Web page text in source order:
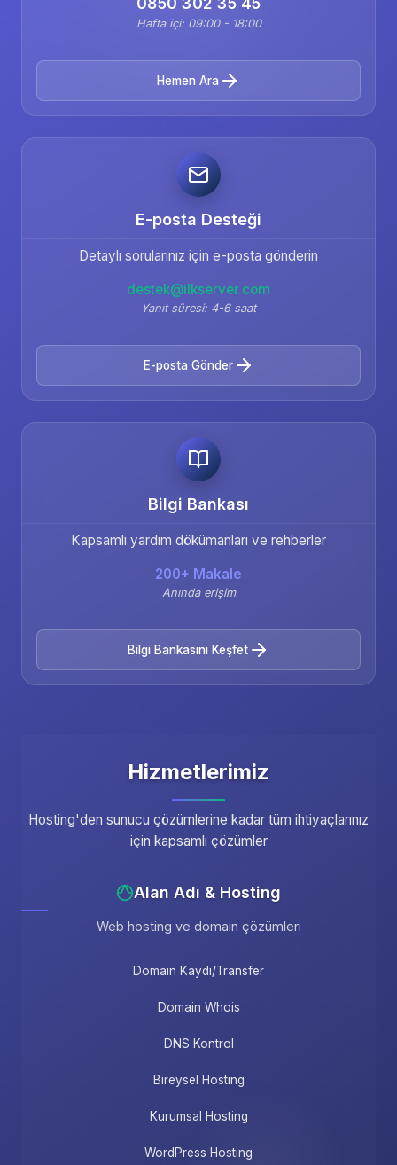
Hafta içi: 09:00 - 18:00
Hemen Ara
E-posta Desteği
Detaylı sorularınız için e-posta gönderin
destek@ilkserver.com
Yanıt süresi: 4-6 saat
E-posta Gönder
Bilgi Bankası
Kapsamlı yardım dökümanları ve rehberler
200+ Makale
Anında erişim
Bilgi Bankasını Keşfet
Hizmetlerimiz
Hosting'den sunucu çözümlerine kadar tüm ihtiyaçlarınız
için kapsamlı çözümler
Alan Adı & Hosting
Web hosting ve domain çözümleri
Domain Kaydı/Transfer
Domain Whois
DNS Kontrol
Bireysel Hosting
Kurumsal Hosting
WordPress Hosting